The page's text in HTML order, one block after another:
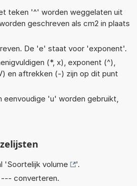
teken '^' worden weggelaten uit
geschreven als cm2 in plaats
De 'e' staat voor 'exponent'.
(*, x), exponent (^),
en aftrekken (-) zijn op dit punt
'u' worden gebruikt,
'Soortelijk volume
'.
--- converteren.